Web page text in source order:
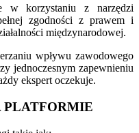
w korzystaniu z narzędzi
zgodności z prawem i
międzynarodowej.
wpływu zawodowego
jednoczesnym zapewnieniu
ekspert oczekuje.
PLATFORMIE